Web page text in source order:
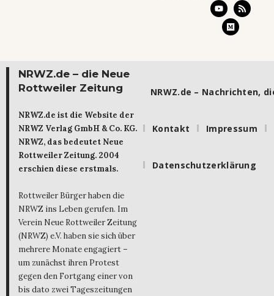
NRWZ.de – die Neue
Rottweiler Zeitung
NRWZ.de ist die Website der
NRWZ Verlag GmbH & Co. KG.
NRWZ, das bedeutet Neue
Rottweiler Zeitung. 2004
erschien diese erstmals.
Rottweiler Bürger haben die
NRWZ ins Leben gerufen. Im
Verein Neue Rottweiler Zeitung
(NRWZ) e.V. haben sie sich über
mehrere Monate engagiert –
um zunächst ihren Protest
gegen den Fortgang einer von
bis dato zwei Tageszeitungen
NRWZ.de – Nachrichten,
Kontakt Impressum
Datenschutzerklärung